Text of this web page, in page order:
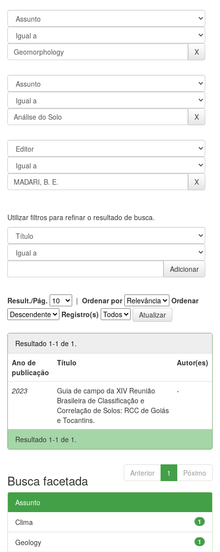
Utilizar filtros para refinar o resultado de busca.
Result./Pág. | Ordenar por
Ordenar
Registro(s)
Resultado 1-1 de 1.
Ano de
publicação
Título Autor(es)
2023
Guia de campo da XIV Reunião
Brasileira de Classificação e
Correlação de Solos: RCC de Goiás
e Tocantins.
-
Resultado 1-1 de 1.
Anterior 1 Póximo
Busca facetada
Assunto
1
Clima
1
Geology